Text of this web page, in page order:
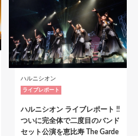
ハルニシオン
ライブレポート
ハルニシオン ライブレポート !!
ついに完全体で二度目のバンド
セット公演を恵比寿 The Garde